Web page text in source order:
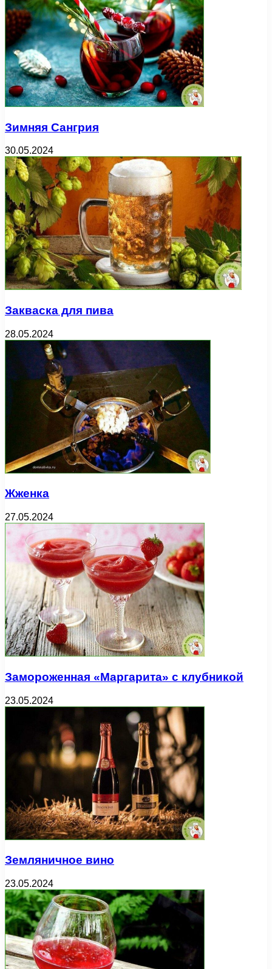
Зимняя Сангрия
30.05.2024
Закваска для пива
28.05.2024
Жженка
27.05.2024
Замороженная «Маргарита» с клубникой
23.05.2024
Земляничное вино
23.05.2024